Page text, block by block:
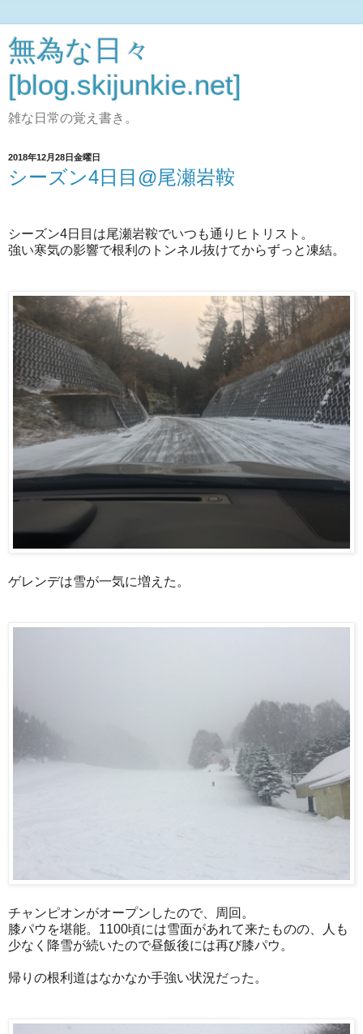
無為な日々
[blog.skijunkie.net]
雑な日常の覚え書き。
2018年12月28日金曜日
シーズン4日目@尾瀬岩鞍
シーズン4日目は尾瀬岩鞍でいつも通りヒトリスト。
強い寒気の影響で根利のトンネル抜けてからずっと凍結。
ゲレンデは雪が一気に増えた。
チャンピオンがオープンしたので、周回。
膝パウを堪能。1100頃には雪面があれて来たものの、人も
少なく降雪が続いたので昼飯後には再び膝パウ。
帰りの根利道はなかなか手強い状況だった。